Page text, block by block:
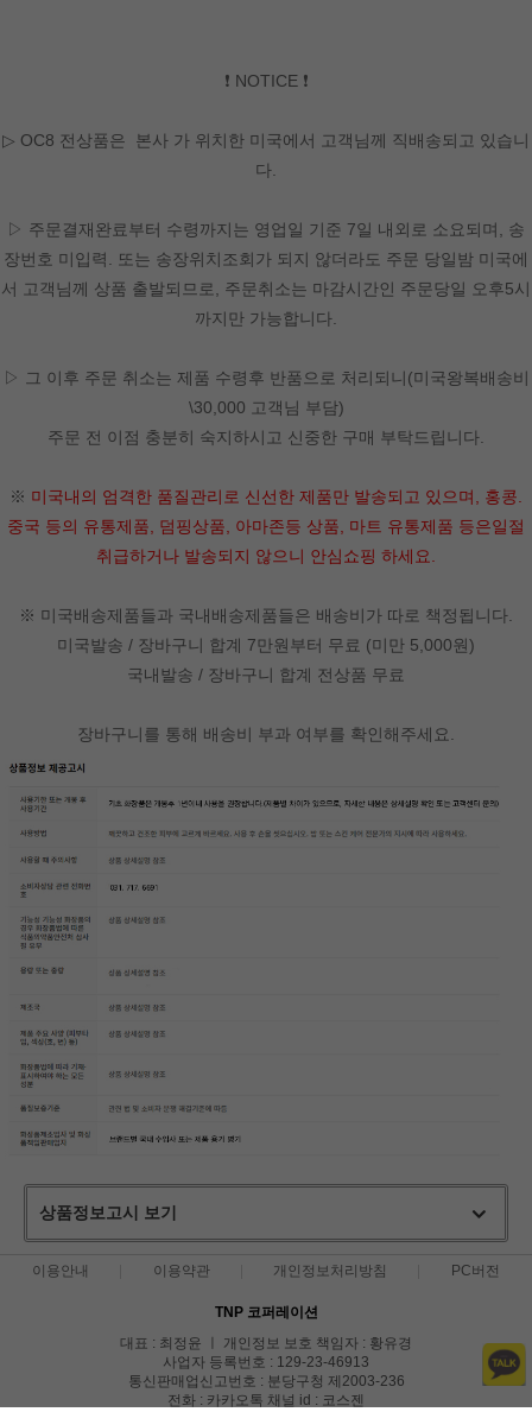
❗ NOTICE ❗
▷ OC8 전상품은 본사 가 위치한 미국에서 고객님께 직배송되고 있습니
다.
▷ 주문결재완료부터 수령까지는 영업일 기준 7일 내외로 소요되며, 송
장번호 미입력. 또는 송장위치조회가 되지 않더라도 주문 당일밤 미국에
서 고객님께 상품 출발되므로, 주문취소는 마감시간인 주문당일 오후5시
까지만 가능합니다.
▷ 그 이후 주문 취소는 제품 수령후 반품으로 처리되니(미국왕복배송비
\30,000 고객님 부담)
주문 전 이점 충분히 숙지하시고 신중한 구매 부탁드립니다.
※ 미국내의 엄격한 품질관리로 신선한 제품만 발송되고 있으며, 홍콩.
중국 등의 유통제품, 덤핑상품, 아마존등 상품, 마트 유통제품 등은일절
취급하거나 발송되지 않으니 안심쇼핑 하세요.
※ 미국배송제품들과 국내배송제품들은 배송비가 따로 책정됩니다.
미국발송 / 장바구니 합계 7만원부터 무료 (미만 5,000원)
국내발송 / 장바구니 합계 전상품 무료
장바구니를 통해 배송비 부과 여부를 확인해주세요.
상품정보고시 보기
이용안내 이용약관 개인정보처리방침 PC버전
TNP 코퍼레이션
대표 : 최정윤 ㅣ 개인정보 보호 책임자 : 황유경
사업자 등록번호 : 129-23-46913
통신판매업신고번호 : 분당구청 제2003-236
전화 : 카카오톡 채널 id : 코스젠